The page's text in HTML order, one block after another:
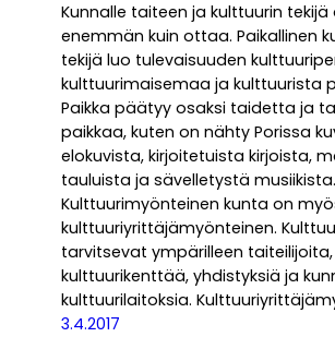
Kunnalle taiteen ja kulttuurin
enemmän kuin ottaa. Paikallinen
tekijä luo tulevaisuuden
kulttuurimaisemaa ja kulttuurista
Paikka päätyy osaksi taidetta ja
paikkaa, kuten on nähty Porissa
elokuvista, kirjoitetuista kirjoista,
tauluista ja sävelletystä musiikista.
Kulttuurimyönteinen kunta on
kulttuuriyrittäjämyönteinen.
tarvitsevat ympärilleen taiteilijoita,
kulttuurikenttää, yhdistyksiä ja
kulttuurilaitoksia.
3.4.2017